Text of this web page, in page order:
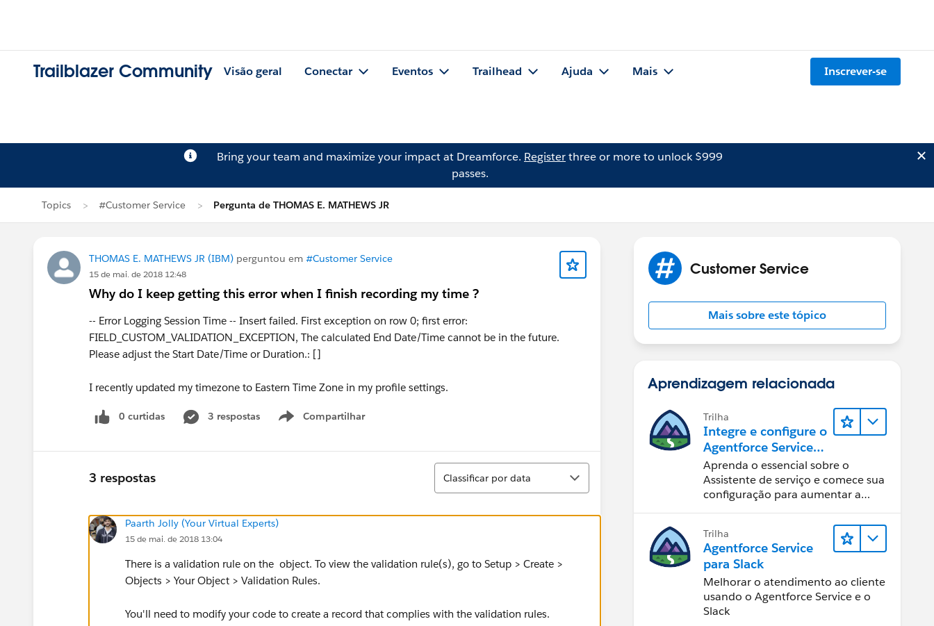
Trailblazer Community Visão geral Conectar Eventos Trailhead Ajuda Mais Inscrever-se
Bring your team and maximize your impact at Dreamforce. Registerthree or more to unlock $999
passes.
Topics #Customer Service Pergunta de THOMAS E. MATHEWS JR
THOMAS E. MATHEWS JR (IBM) perguntou em #Customer Service
15 de mai. de 2018 12:48
Why do I keep getting this error when I finish recording my time ?
-- Error Logging Session Time -- Insert failed. First exception on row 0; first error:
FIELD_CUSTOM_VALIDATION_EXCEPTION, The calculated End Date/Time cannot be in the future.
Please adjust the Start Date/Time or Duration.: []
I recently updated my timezone to Eastern Time Zone in my profile settings.
0 curtidas 3 respostas Compartilhar
Show menu
3 respostas
Classificar
Classificar por data
Paarth Jolly (Your Virtual Experts)
15 de mai. de 2018 13:04
There is a validation rule on the object. To view the validation rule(s), go to Setup > Create >
Objects > Your Object > Validation Rules.
You'll need to modify your code to create a record that complies with the validation rules.
Customer Service
Mais sobre este tópico
Aprendizagem relacionada
Trilha
Integre e configure o
Agentforce Service
Assistant (Assistente
de serviço do
Agentforce)
Aprenda o essencial sobre o
Assistente de serviço e comece sua
configuração para aumentar a
Trilha
Agentforce Service
para Slack
Melhorar o atendimento ao cliente
usando o Agentforce Service e o
Slack